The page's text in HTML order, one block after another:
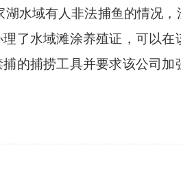
水域有人非法捕鱼的情况，
了水域滩涂养殖证，可以
的捕捞工具并要求该公司